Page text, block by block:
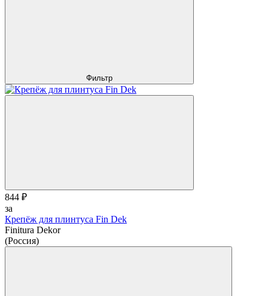
Фильтр
844 ₽
за
Крепёж для плинтуса Fin Dek
Finitura Dekor
(Россия)